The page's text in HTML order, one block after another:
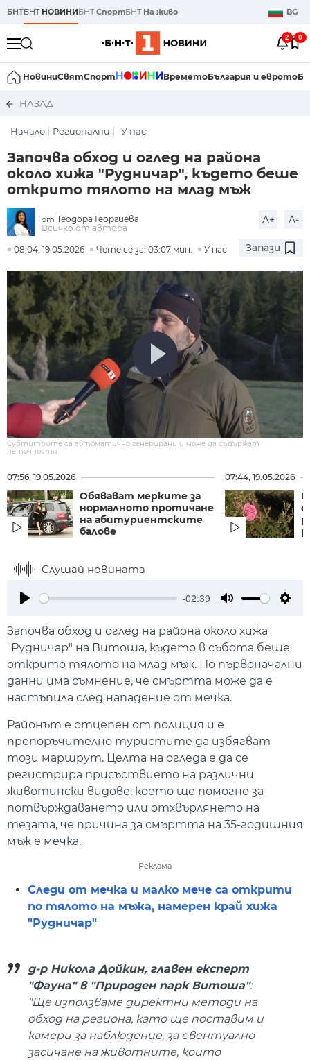
БНТБНТ НОВИНИБНТСпортБНТ На живо BG
2 0
НовиниСвятСпорт ВреметоБългария и еврото
НАЗАД
Начало Регионални У нас
Започва обход и оглед на района
около хижа "Рудничар", където беше
открито тялото на млад мъж
от Теодора Георгиева
Всичко от автора
A+ A-
08:04, 19.05.2026 Чете се за: 03:07 мин. У нас Запази
Субтитрите са автоматично генерирани и може да съдържат
неточности.
07:56, 19.05.2026
Обявават мерките за
нормалното протичане
на абитуриентските
балове
07:44, 19.05.2026
Слушай новината
-02:39
Започва обход и оглед на района около хижа
"Рудничар" на Витоша, където в събота беше
открито тялото на млад мъж. По първоначални
данни има съмнение, че смъртта може да е
настъпила след нападение от мечка.
Районът е отцепен от полиция и е
препоръчително туристите да избягват
този маршрут. Целта на огледа е да се
регистрира присъствието на различни
животински видове, което ще помогне за
потвърждаването или отхвърлянето на
тезата, че причина за смъртта на 35-годишния
мъж е мечка.
Реклама
Следи от мечка и малко мече са открити
по тялото на мъжа, намерен край хижа
"Рудничар"
д-р Никола Дойкин, главен експерт
"Фауна" в "Природен парк Витоша":
"Ще използваме директни методи на
обход на региона, като ще поставим и
камери за наблюдение, за евентуално
засичане на животните, които